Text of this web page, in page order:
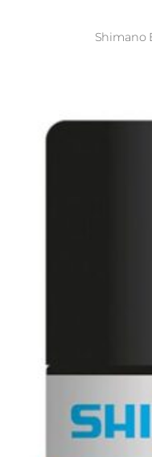
Shimano